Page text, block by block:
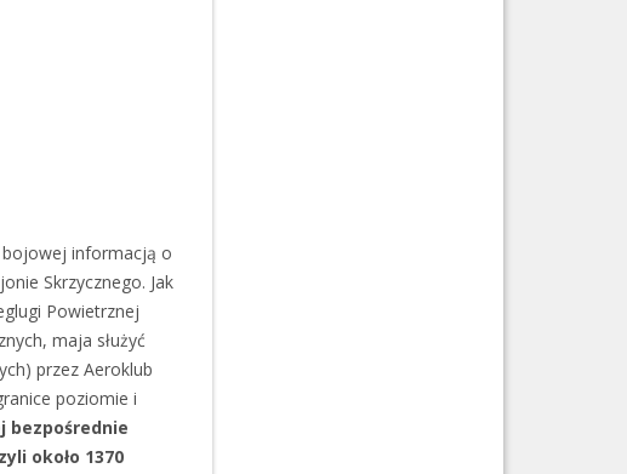
informacją o
Skrzycznego. Jak
Powietrznej
maja służyć
przez Aeroklub
poziomie i
bezpośrednie
około 1370